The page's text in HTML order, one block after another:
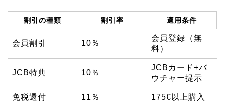
割引の種類 割引率 適用条件
会員割引 10％
会員登録（無
料）
JCB特典 10％
JCBカード+バ
ウチャー提示
免税還付 11％ 175€以上購入